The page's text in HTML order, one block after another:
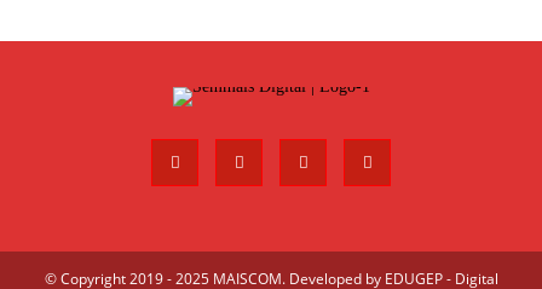
© Copyright 2019 - 2025 MAISCOM. Developed by EDUGEP - Digital